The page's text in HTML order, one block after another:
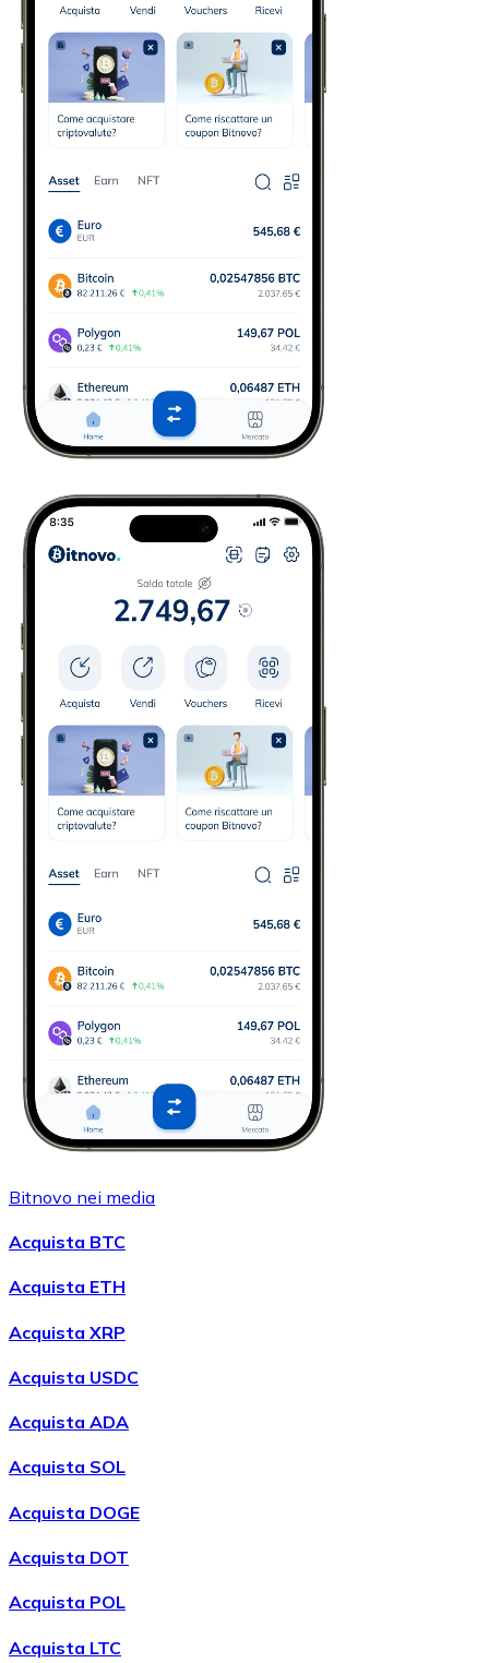
Bitnovo nei media
Acquista BTC
Acquista ETH
Acquista XRP
Acquista USDC
Acquista ADA
Acquista SOL
Acquista DOGE
Acquista DOT
Acquista POL
Acquista LTC